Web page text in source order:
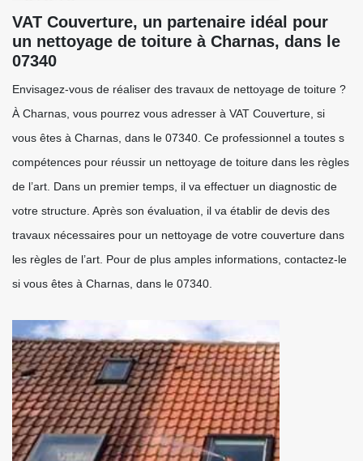
VAT Couverture, un partenaire idéal pour
un nettoyage de toiture à Charnas, dans le
07340
Envisagez-vous de réaliser des travaux de nettoyage de toiture ?
À Charnas, vous pourrez vous adresser à VAT Couverture, si
vous êtes à Charnas, dans le 07340. Ce professionnel a toutes s
compétences pour réussir un nettoyage de toiture dans les règles
de l’art. Dans un premier temps, il va effectuer un diagnostic de
votre structure. Après son évaluation, il va établir de devis des
travaux nécessaires pour un nettoyage de votre couverture dans
les règles de l’art. Pour de plus amples informations, contactez-le
si vous êtes à Charnas, dans le 07340.